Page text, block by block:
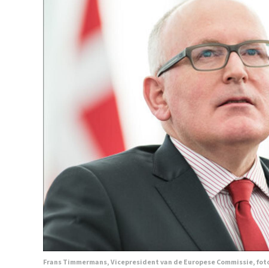
Frans Timmermans, Vicepresident van de Europese Commissie,